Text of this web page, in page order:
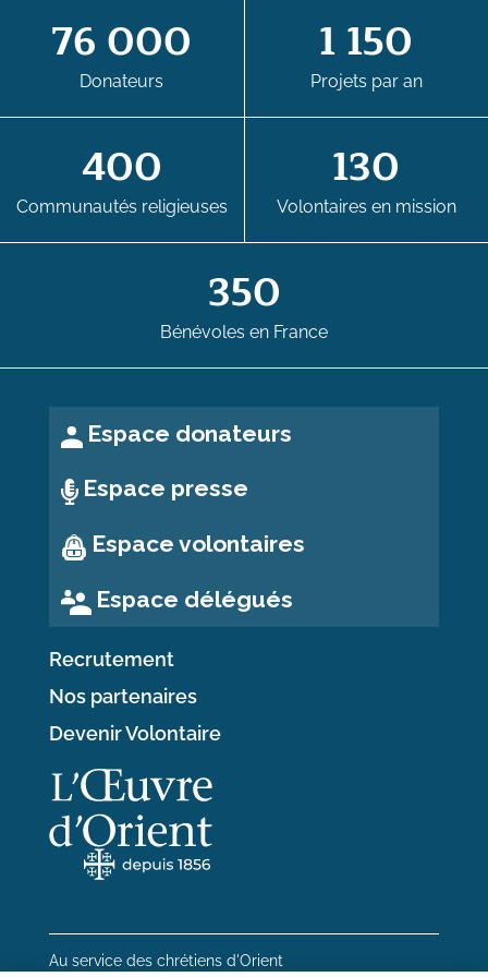
76 000
Donateurs
1 150
Projets par an
400
Communautés religieuses
130
Volontaires en mission
350
Bénévoles en France
Espace donateurs
Espace presse
Espace volontaires
Espace délégués
Recrutement
Nos partenaires
Devenir Volontaire
Au service des chrétiens d'Orient